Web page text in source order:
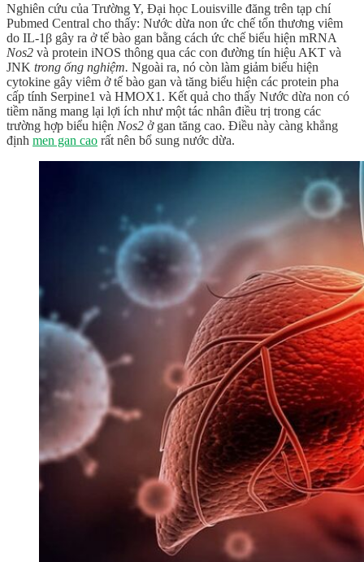
Nghiên cứu của Trường Y, Đại học Louisville đăng trên tạp chí
Pubmed Central cho thấy: Nước dừa non ức chế tổn thương viêm
do IL-1β gây ra ở tế bào gan bằng cách ức chế biểu hiện mRNA
Nos2 và protein iNOS thông qua các con đường tín hiệu AKT và
JNK trong ống nghiệm. Ngoài ra, nó còn làm giảm biểu hiện
cytokine gây viêm ở tế bào gan và tăng biểu hiện các protein pha
cấp tính Serpine1 và HMOX1. Kết quả cho thấy Nước dừa non có
tiềm năng mang lại lợi ích như một tác nhân điều trị trong các
trường hợp biểu hiện Nos2 ở gan tăng cao. Điều này càng khẳng
định men gan cao rất nên bổ sung nước dừa.